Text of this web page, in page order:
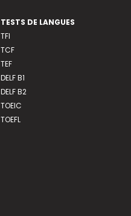
TESTS DE LANGUES
TFI
TCF
TEF
DELF B1
DELF B2
TOEIC
TOEFL